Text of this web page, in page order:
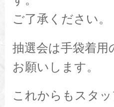
ご了承ください。
抽選会は手袋着用
お願いします。
これからもスタ